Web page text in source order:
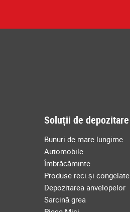
Soluții de depozitare
Bunuri de mare lungime
Automobile
Îmbrăcăminte
Produse reci și congelate
Depozitarea anvelopelor
Sarcină grea